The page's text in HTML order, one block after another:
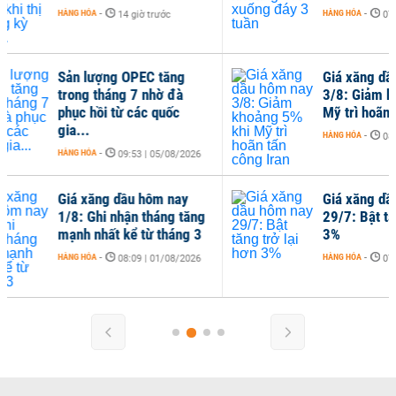
HÀNG HÓA - 07:42 | 04/08/2026
Giá xăng dầu hôm nay
3/8: Giảm khoảng 5% khi
Mỹ trì hoãn tấn công Iran
08:05 | 03/08/2026
Giá xăng dầu hôm nay
29/7: Bật tăng trở lại hơn
3%
HÀNG HÓA - 07:09 | 29/07/2026